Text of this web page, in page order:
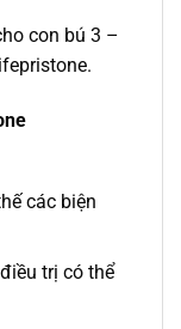
con bú 3 –
các biện
trị có thể